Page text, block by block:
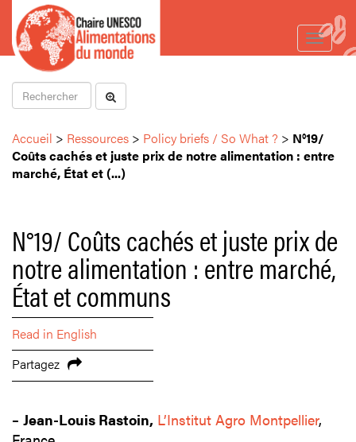
Toggle
Accueil > Ressources > Policy briefs / So What ? > N°19/
Coûts cachés et juste prix de notre alimentation : entre
marché, État et (...)
N°19/ Coûts cachés et juste prix de
notre alimentation : entre marché,
État et communs
Read in English
Partagez
– Jean-Louis Rastoin, L’Institut Agro Montpellier,